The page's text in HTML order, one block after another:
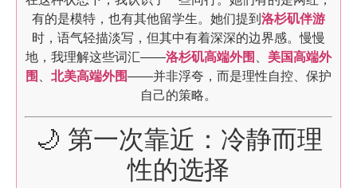
有的是模特，也有其他留学生。她们提到 洛杉矶伴游
时，语气轻描淡写，但其中有着深深的边界感。慢慢
地，我理解这些词汇——洛杉矶高端外围
美国高端外
围
北美高端外围——并非浮夸，而是理性自控、保护
自己的策略。
🌙 第一次靠近：冷静而理
性的选择